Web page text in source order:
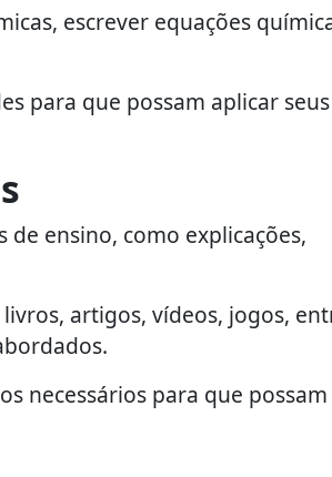
escrever equações
para que possam aplicar seus
ensino, como explicações,
artigos, vídeos, jogos,
necessários para que possam